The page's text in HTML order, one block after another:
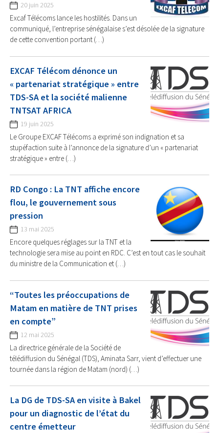
20 juin 2025
Excaf Télécoms lance les hostilités. Dans un
communiqué, l’entreprise sénégalaise s’est désolée de la signature
de cette convention portant (…)
EXCAF Télécom dénonce un
« partenariat stratégique » entre
TDS-SA et la société malienne
TNTSAT AFRICA
19 juin 2025
Le Groupe EXCAF Télécoms a exprimé son indignation et sa
stupéfaction suite à l’annonce de la signature d’un « partenariat
stratégique » entre (…)
RD Congo : La TNT affiche encore
flou, le gouvernement sous
pression
13 mai 2025
Encore quelques réglages sur la TNT et la
technologie sera mise au point en RDC. C’est en tout cas le souhait
du ministre de la Communication et (…)
“Toutes les préoccupations de
Matam en matière de TNT prises
en compte”
12 mai 2025
La directrice générale de la Société de
télédiffusion du Sénégal (TDS), Aminata Sarr, vient d’effectuer une
tournée dans la région de Matam (nord) (…)
La DG de TDS-SA en visite à Bakel
pour un diagnostic de l’état du
centre émetteur